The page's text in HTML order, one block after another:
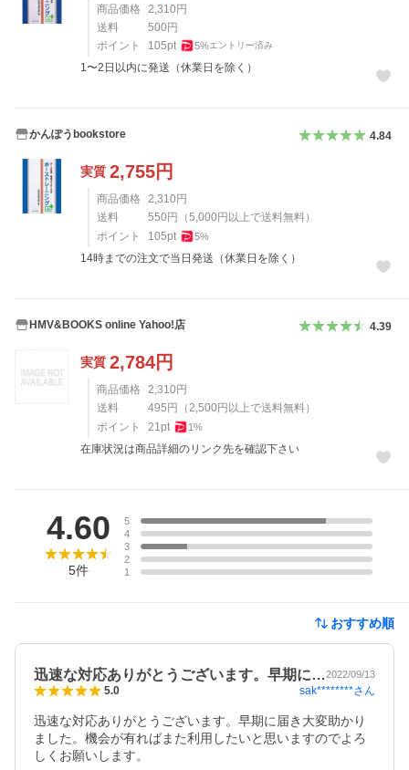
商品価格 2,310円
送料
500円
ポイント
105pt 5%エントリー済み
1〜2日以内に発送（休業日を除く）
かんぽうbookstore 4.84
実質 2,755円
商品価格 2,310円
送料
550円 （5,000円以上で送料無料）
ポイント
105pt 5%
14時までの注文で当日発送（休業日を除く）
HMV&BOOKS online Yahoo!店 4.39
実質 2,784円
商品価格 2,310円
送料
495円 （ 2,500円以上で送料無料）
ポイント
21 pt 1%
在庫状況は商品詳細のリンク先を確認下さい
4.60
5件
5
4
3
2
1
おすすめ順
迅速な対応ありがとうございます。早期に…2022/09/13
5.0 sak********さん
迅速な対応ありがとうございます。早期に届き大変助かり
ました。機会が有ればまた利用したいと思いますのでよろ
しくお願いします。